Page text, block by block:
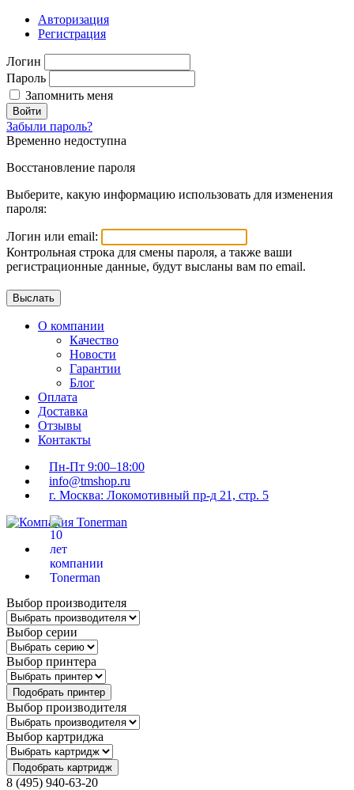
Авторизация
Регистрация
Логин
Пароль
Запомнить меня
Войти
Забыли пароль?
Временно недоступна
Восстановление пароля
Выберите, какую информацию использовать для изменения
пароля:
Логин или email:
Контрольная строка для смены пароля, а также ваши
регистрационные данные, будут высланы вам по email.
О компании
Качество
Новости
Гарантии
Блог
Оплата
Доставка
Отзывы
Контакты
Пн-Пт 9:00–18:00
info@tmshop.ru
г. Москва: Локомотивный пр-д 21, стр. 5
Выбор производителя
Выбор серии
Выбор принтера
Подобрать принтер
Выбор производителя
Выбор картриджа
Подобрать картридж
8 (495) 940-63-20